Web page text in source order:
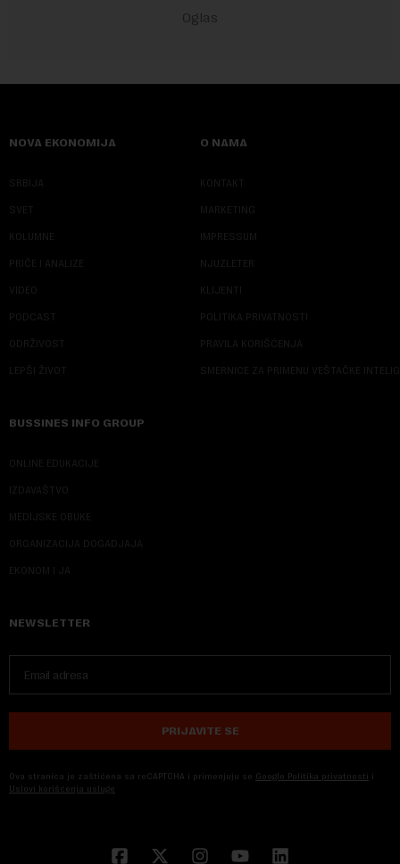
NOVA EKONOMIJA
SRBIJA
SVET
KOLUMNE
PRIČE I ANALIZE
VIDEO
PODCAST
ODRŽIVOST
LEPŠI ŽIVOT
O NAMA
KONTAKT
MARKETING
IMPRESSUM
NJUZLETER
KLIJENTI
POLITIKA PRIVATNOSTI
PRAVILA KORIŠĆENJA
SMERNICE ZA PRIMENU VEŠTAČKE
BUSSINES INFO GROUP
ONLINE EDUKACIJE
IZDAVAŠTVO
MEDIJSKE OBUKE
ORGANIZACIJA DOGADJAJA
EKONOM I JA
NEWSLETTER
PRIJAVITE SE
Ova stranica je zaštićena sa reCAPTCHA i primenjuju se Google Politika privatnosti i
Uslovi korišćenja usluge